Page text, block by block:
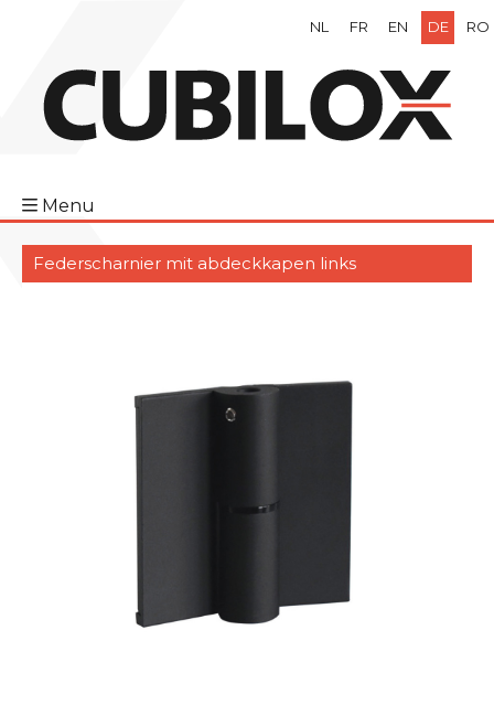
NL FR EN DE RO
Menu
Federscharnier mit abdeckkapen links